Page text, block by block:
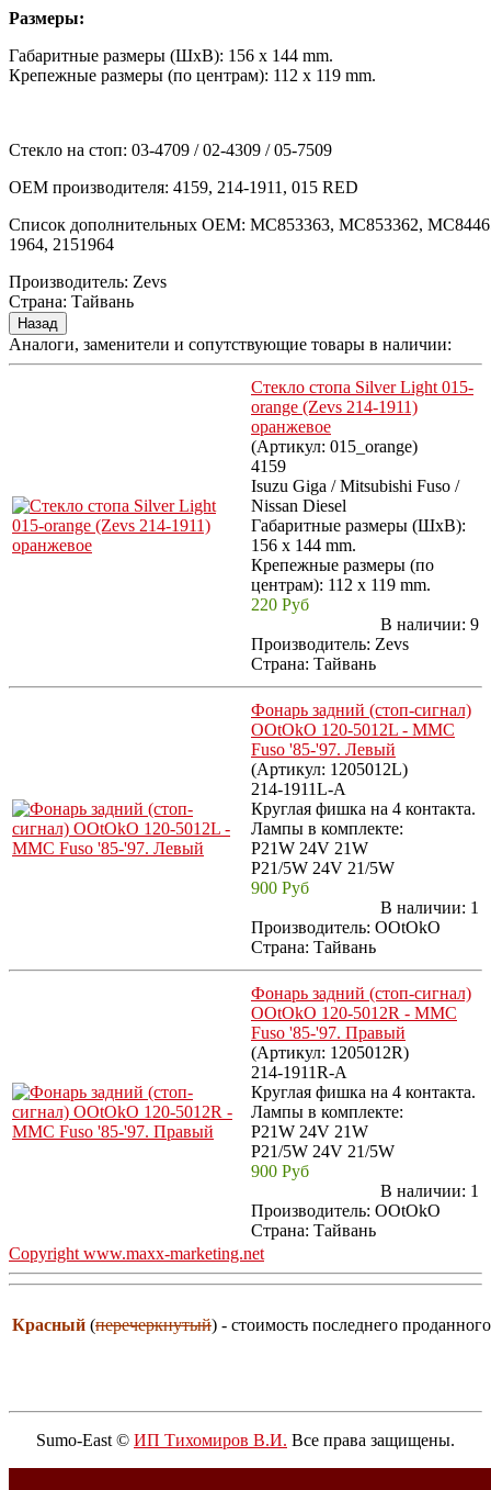
Размеры:
Габаритные размеры (ШхВ): 156 х 144 mm.
Крепежные размеры (по центрам): 112 х 119 mm.
Стекло на стоп: 03-4709 / 02-4309 / 05-7509
OEM производителя: 4159, 214-1911, 015 RED
Список дополнительных OEM: MC853363, MC853362,
1964, 2151964
Производитель: Zevs
Страна: Тайвань
Аналоги, заменители и сопутствующие товары в наличии:
Стекло стопа Silver Light 015-
orange (Zevs 214-1911)
оранжевое
(Артикул: 015_orange)
4159
Isuzu Giga / Mitsubishi Fuso /
Nissan Diesel
Габаритные размеры (ШхВ):
156 х 144 mm.
Крепежные размеры (по
центрам): 112 х 119 mm.
220 Руб
В наличии: 9
Производитель: Zevs
Страна: Тайвань
Фонарь задний (стоп-сигнал)
OOtOkO 120-5012L - MMC
Fuso '85-'97. Левый
(Артикул: 1205012L)
214-1911L-A
Круглая фишка на 4 контакта.
Лампы в комплекте:
P21W 24V 21W
P21/5W 24V 21/5W
900 Руб
В наличии: 1
Производитель: OOtOkO
Страна: Тайвань
Фонарь задний (стоп-сигнал)
OOtOkO 120-5012R - MMC
Fuso '85-'97. Правый
(Артикул: 1205012R)
214-1911R-A
Круглая фишка на 4 контакта.
Лампы в комплекте:
P21W 24V 21W
P21/5W 24V 21/5W
900 Руб
В наличии: 1
Производитель: OOtOkO
Страна: Тайвань
Copyright www.maxx-marketing.net
Красный (перечеркнутый) - стоимость последнего
Sumo-East © ИП Тихомиров В.И. Все права защищены.